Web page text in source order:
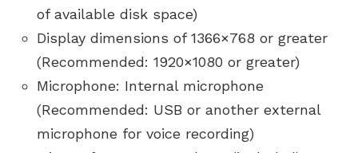
of available disk space)
Display dimensions of 1366×768 or greater
(Recommended: 1920×1080 or greater)
Microphone: Internal microphone
(Recommended: USB or another external
microphone for voice recording)